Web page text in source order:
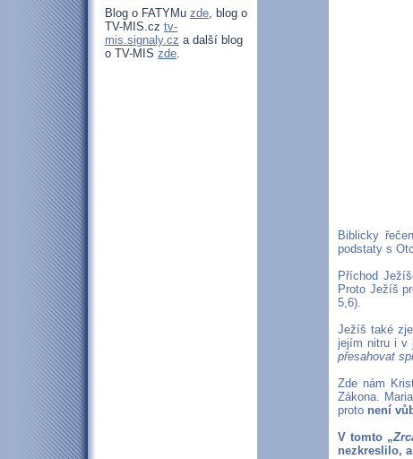
Blog o FATYMu zde, blog o
TV-MIS.cz tv-
mis.signaly.cz a další blog
o TV-MIS zde.
Biblicky
podstaty s
Příchod
Proto Ježíš
5,6).
Ježíš také
jejím nitru i v
přesahovat
Zde nám
Zákona.
proto není
V tomto „
nezkreslilo,